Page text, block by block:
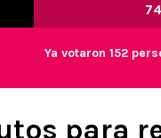
74
Ya votaron 152
para